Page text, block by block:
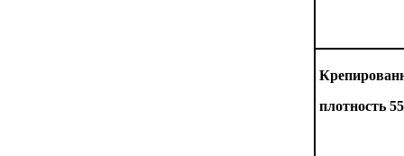
плотность